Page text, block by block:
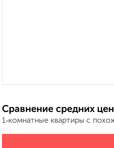
Сравнение средних цен
1‑комнатные квартиры с